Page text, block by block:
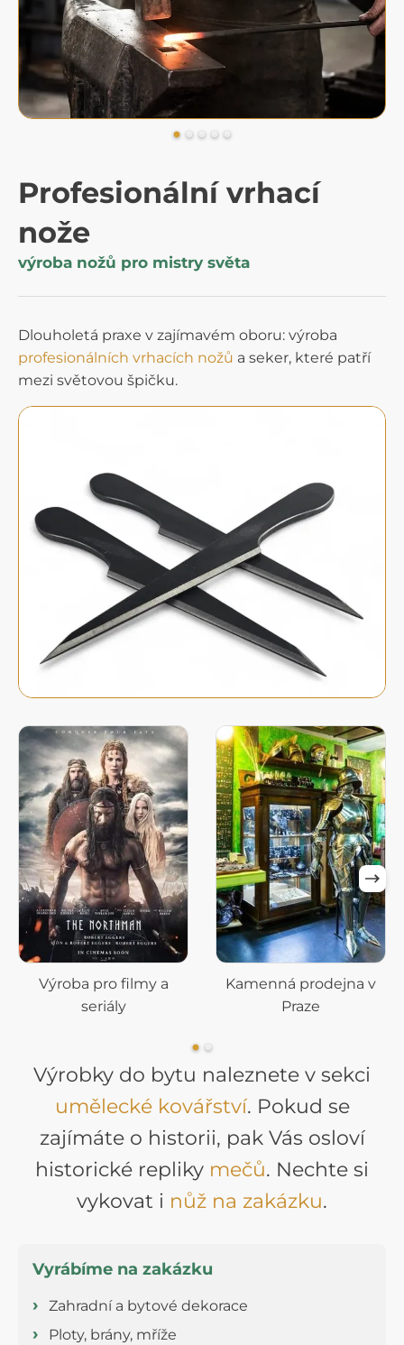
Profesionální vrhací
nože
výroba nožů pro mistry světa
Dlouholetá praxe v zajímavém oboru: výroba
profesionálních vrhacích nožů a seker, které patří
mezi světovou špičku.
Výroba pro filmy a
seriály
Kamenná prodejna v
Praze
Výrobky do bytu naleznete v sekci
umělecké kovářství. Pokud se
zajímáte o historii, pak Vás osloví
historické repliky mečů. Nechte si
vykovat i nůž na zakázku.
Vyrábíme na zakázku
Zahradní a bytové dekorace
Ploty, brány, mříže